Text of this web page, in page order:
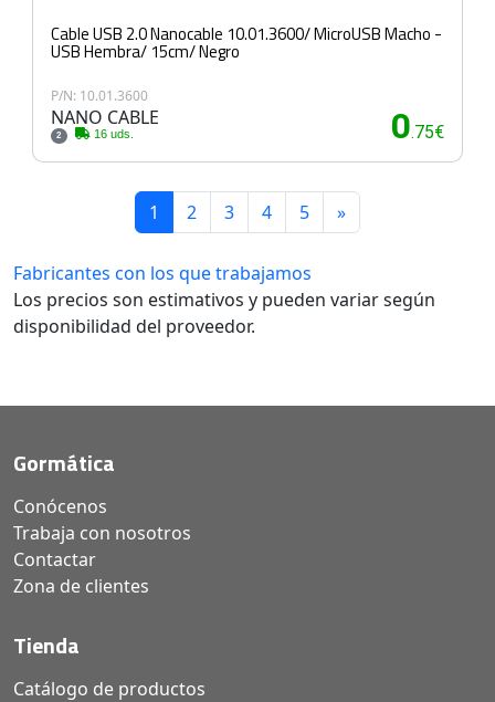
Cable USB 2.0 Nanocable 10.01.3600/ MicroUSB Macho -
USB Hembra/ 15cm/ Negro
P/N: 10.01.3600
NANO CABLE
2 16 uds. 0.75€
1 2 3 4 5 »
Fabricantes con los que trabajamos
Los precios son estimativos y pueden variar según
disponibilidad del proveedor.
Gormática
Conócenos
Trabaja con nosotros
Contactar
Zona de clientes
Tienda
Catálogo de productos